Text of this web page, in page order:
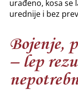
urađeno, kosa se
urednije i bez
Bojenje,
– lep